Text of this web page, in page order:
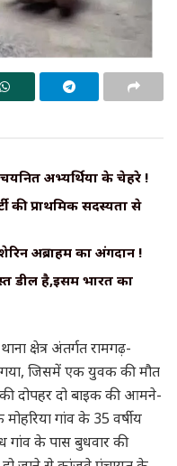
चयनित अभ्यर्थियों के चेहरे !
की प्राथमिक सदस्यता से
अब्राहम का अंगदान !
डील है,इसमें भारत का
क्षेत्र अंतर्गत रामगढ़-
गया, जिसमें एक युवक की मौत
की दोपहर दो बाइक की आमने-
गांव के 35 वर्षीय
गांव के पास बुधवार की